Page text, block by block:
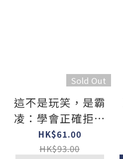
Sold Out
這不是玩笑，是霸
凌：學會正確拒絕
的勇氣
HK$61.00
HK$93.00